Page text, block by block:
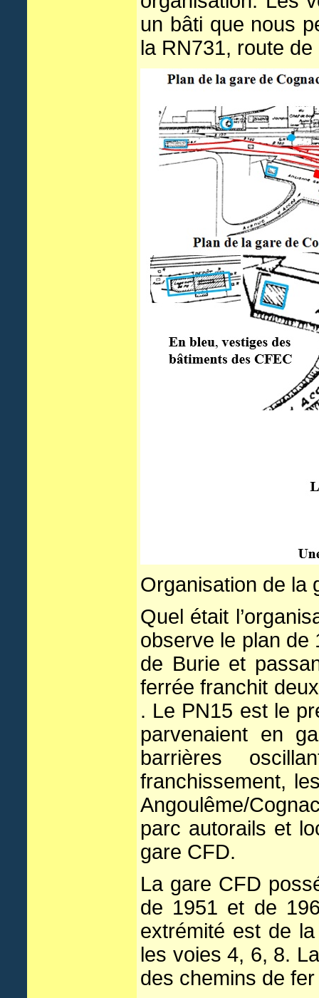
un bâti que nous
la RN731, route
Organisation de la
Quel était
observe le plan de
de Burie et
ferrée franchit
. Le PN15 est le
parvenaient en
barrières
franchissement,
Angoulême/
parc autorails et
gare CFD.
La gare CFD
de 1951 et de
extrémité est de
les voies 4, 6, 8.
des chemins de fer